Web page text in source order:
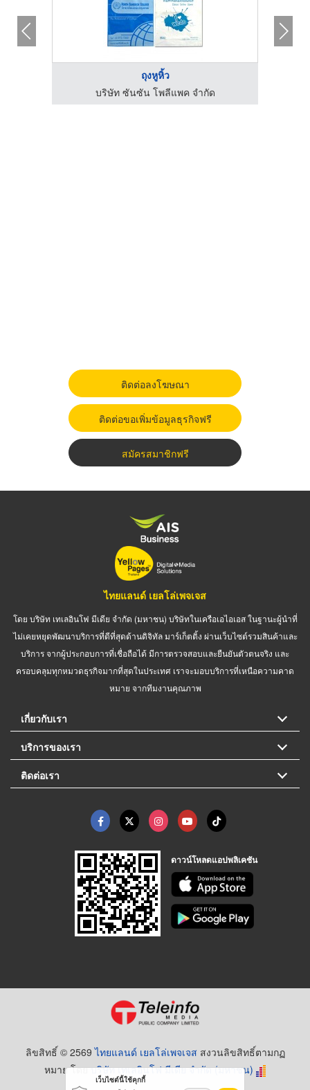
ถุงหูหิ้ว
บริษัท ซันซัน โพลีแพค จำกัด
ติดต่อลงโฆษณา
ติดต่อขอเพิ่มข้อมูลธุรกิจฟรี
สมัครสมาชิกฟรี
ไทยแลนด์ เยลโล่เพจเจส
โดย บริษัท เทเลอินโฟ มีเดีย จำกัด (มหาชน) บริษัทในเครือเอไอเอส ในฐานะผู้นำที่
ไม่เคยหยุดพัฒนาบริการที่ดีที่สุดด้านดิจิทัล มาร์เก็ตติ้ง ผ่านเว็บไซต์รวมสินค้าและ
บริการ จากผู้ประกอบการที่เชื่อถือได้ มีการตรวจสอบและยืนยันตัวตนจริง และ
ครอบคลุมทุกหมวดธุรกิจมากที่สุดในประเทศ เราจะมอบบริการที่เหนือความคาด
หมาย จากทีมงานคุณภาพ
เกี่ยวกับเรา
บริการของเรา
ติดต่อเรา
ดาวน์โหลดแอปพลิเคชัน
ลิขสิทธิ์ © 2569ไทยแลนด์ เยลโล่เพจเจส สงวนลิขสิทธิ์ตามกฏ
หมาย โดยบริษัท เทเลอินโฟ มีเดีย จำกัด (มหาชน)
เว็บไซต์นี้ใช้คุกกี้